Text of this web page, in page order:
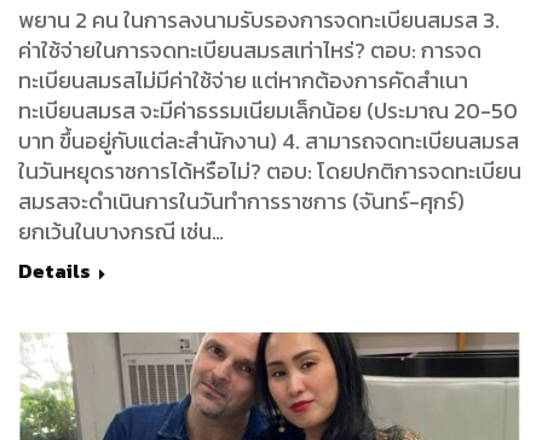
พยาน 2 คน ในการลงนามรับรองการจดทะเบียนสมรส 3.
ค่าใช้จ่ายในการจดทะเบียนสมรสเท่าไหร่? ตอบ: การจด
ทะเบียนสมรสไม่มีค่าใช้จ่าย แต่หากต้องการคัดสำเนา
ทะเบียนสมรส จะมีค่าธรรมเนียมเล็กน้อย (ประมาณ 20-50
บาท ขึ้นอยู่กับแต่ละสำนักงาน) 4. สามารถจดทะเบียนสมรส
ในวันหยุดราชการได้หรือไม่? ตอบ: โดยปกติการจดทะเบียน
สมรสจะดำเนินการในวันทำการราชการ (จันทร์-ศุกร์)
ยกเว้นในบางกรณี เช่น…
Details